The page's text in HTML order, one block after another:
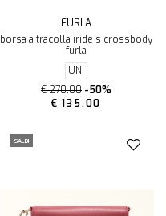
FURLA
borsa a tracolla iride s crossbody
furla
UNI
€ 270.00 -50%
€ 135.00
SALDI